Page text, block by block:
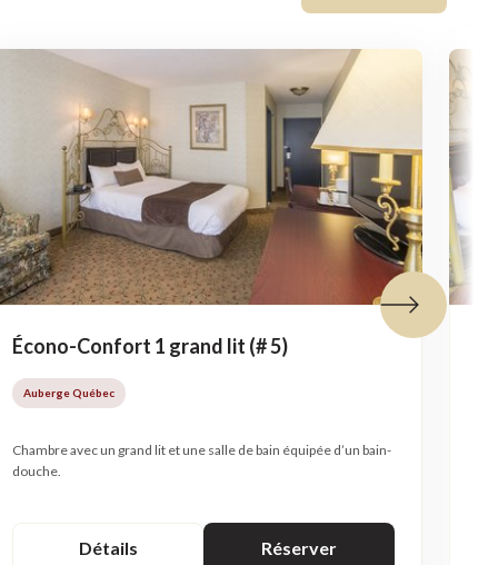
Écono-Confort 1 grand lit (# 5)
Auberge Québec
Chambre avec un grand lit et une salle de bain équipée d’un bain-
douche.
Détails Réserver
Tuile suivante